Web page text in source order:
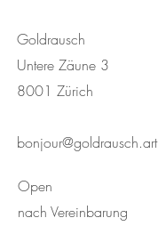
Goldrausch
Untere Zäune 3
8001 Zürich
bonjour@goldrausch.art
Open
nach Vereinbarung